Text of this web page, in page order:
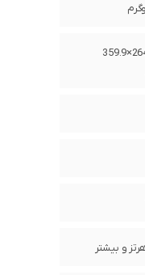
19.9×264.4×359.9